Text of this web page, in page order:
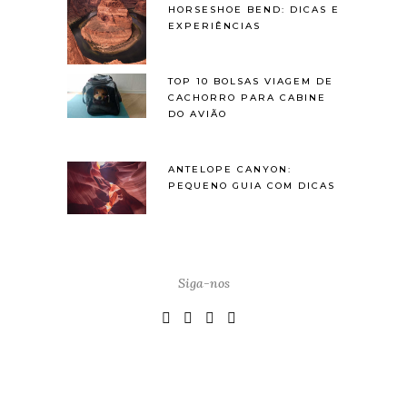
HORSESHOE BEND: DICAS E
EXPERIÊNCIAS
TOP 10 BOLSAS VIAGEM DE
CACHORRO PARA CABINE
DO AVIÃO
ANTELOPE CANYON:
PEQUENO GUIA COM DICAS
Siga-nos